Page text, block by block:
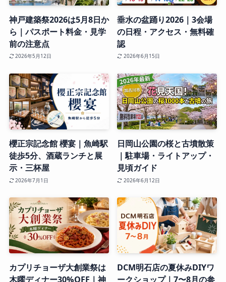
神戸建築祭2026は5月8日か
ら｜パスポート料金・見学
前の注意点
2026年5月12日
垂水の盆踊り2026｜3会場
の日程・アクセス・無料確
認
2026年6月15日
櫻正宗記念館 櫻宴｜魚崎駅
徒歩5分、酒蔵ランチと展
示・三杯屋
2026年7月1日
日岡山公園の桜と古墳散策
｜駐車場・ライトアップ・
見頃ガイド
2026年6月12日
カプリチョーザ大創業祭は
木曜ディナー30%OFF｜神
DCM明石店の夏休みDIYワ
ークショップ｜7〜8月の参